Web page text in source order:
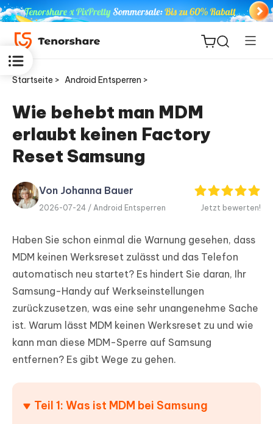
ReiBoot
for iOS
PDNob
PDF
Editor
Neu
iAnyGo
Startseite > Android Entsperren >
Wie behebt man MDM
erlaubt keinen Factory
Reset Samsung
Von Johanna Bauer
2026-07-24 / Android Entsperren Jetzt bewerten!
Haben Sie schon einmal die Warnung gesehen, dass
MDM keinen Werksreset zulässt und das Telefon
automatisch neu startet? Es hindert Sie daran, Ihr
Samsung-Handy auf Werkseinstellungen
zurückzusetzen, was eine sehr unangenehme Sache
ist. Warum lässt MDM keinen Werksreset zu und wie
kann man diese MDM-Sperre auf Samsung
entfernen? Es gibt Wege zu gehen.
Teil 1: Was ist MDM bei Samsung